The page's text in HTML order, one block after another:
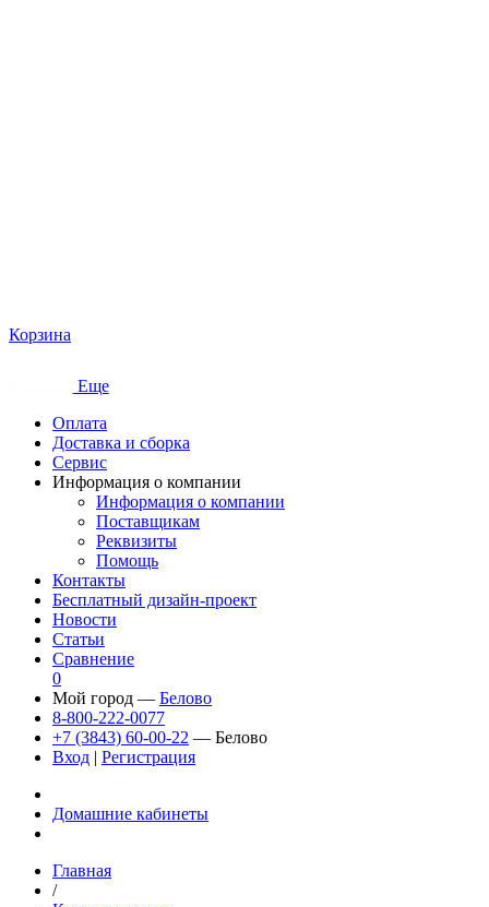
Корзина
Еще
Оплата
Доставка и сборка
Сервис
Информация о компании
Информация о компании
Поставщикам
Реквизиты
Помощь
Контакты
Бесплатный дизайн-проект
Новости
Статьи
Сравнение
0
Мой город — Белово
8-800-222-0077
+7 (3843) 60-00-22 — Белово
Вход | Регистрация
Домашние кабинеты
Главная
/